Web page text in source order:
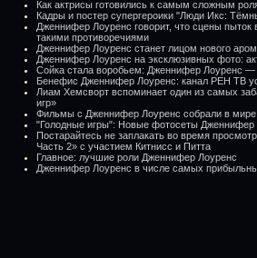
Как актрисы готовились к самым сложным
Кадры и постер супергероики "Люди Икс:
Дженнифер Лоуренс говорит, что сцены
такими противоречиями
Дженнифер Лоуренс станет лицом нового
Дженнифер Лоуренс на эксклюзивных фото:
Сойка стала воробьем: Дженнифер Лоуренс —
Бенефис Дженнифер Лоуренс: канал РЕН ТВ
Лиам Хемсворт вспоминает один из самых
игр»
Фильмы с Дженнифер Лоуренс собрали в
"Голодные игры": Новые фотосеты
Постарайтесь не заплакать во время
Часть 2» с участием Китнисс и Питта
Главное: лучшие роли Дженнифер Лоуренс
Дженнифер Лоуренс в числе самых